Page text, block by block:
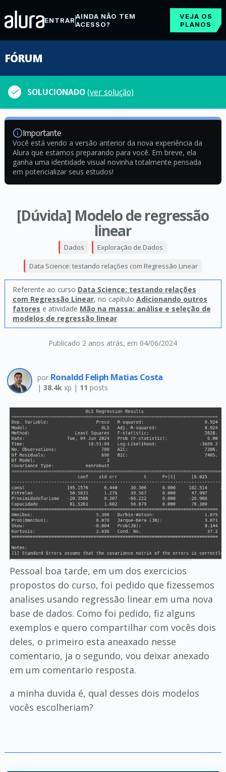
ENTRARAINDA NÃO TEM
ACESSO?
VEJA OS
PLANOS
FÓRUM
SOLUCIONADO(ver solução)
Importante
Você está vendo a versão anterior da nova experiência da
Alura que estamos preparando para você. Em breve, ela
ganha uma identidade visual novinha totalmente pensada
em potencializar seus estudos!
[Dúvida] Modelo de regressão
linear
Publicado 2 anos atrás, em 04/06/2024
Dados Exploração de Dados
Data Science: testando relações com Regressão Linear
Referente ao curso Data Science: testando relações
com Regressão Linear, no capítulo Adicionando outros
fatores e atividade Mão na massa: análise e seleção de
modelos de regressão linear
por Ronaldd Feliph Matias Costa
| 38.4kxp | 11 posts
Pessoal boa tarde, em um dos exercicios
propostos do curso, foi pedido que fizessemos
analises usando regressão linear em uma nova
base de dados. Como foi pedido, fiz alguns
exemplos e quero compartilhar com vocês dois
deles, o primeiro esta aneaxado nesse
comentario, ja o segundo, vou deixar anexado
em um comentario resposta.
a minha duvida é, qual desses dois modelos
vocês escolheriam?